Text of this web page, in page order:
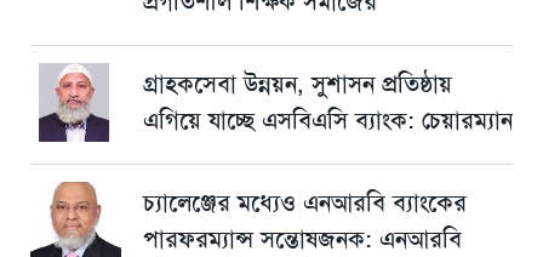
গ্রাহকসেবা উন্নয়ন, সুশাসন প্রতিষ্ঠায়
এগিয়ে যাচ্ছে এসবিএসি ব্যাংক: চেয়ারম্যান
চ্যালেঞ্জের মধ্যেও এনআরবি ব্যাংকের
পারফরম্যান্স সন্তোষজনক: এনআরবি